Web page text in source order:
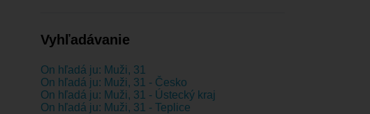
Vyhľadávanie
On hľadá ju: Muži, 31
On hľadá ju: Muži, 31 - Česko
On hľadá ju: Muži, 31 - Ústecký kraj
On hľadá ju: Muži, 31 - Teplice